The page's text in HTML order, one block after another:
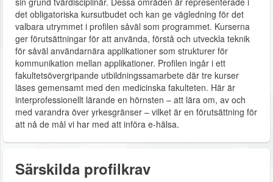
det obligatoriska kursutbudet och kan ge vägledning för det
valbara utrymmet i profilen såväl som programmet. Kurserna
ger förutsättningar för att använda, förstå och utveckla teknik
för såväl användarnära applikationer som strukturer för
kommunikation mellan applikationer. Profilen ingår i ett
fakultetsövergripande utbildningssamarbete där tre kurser
läses gemensamt med den medicinska fakulteten. Här är
interprofessionellt lärande en hörnsten – att lära om, av och
med varandra över yrkesgränser – vilket är en förutsättning för
att nå de mål vi har med att införa e-hälsa.
Särskilda profilkrav